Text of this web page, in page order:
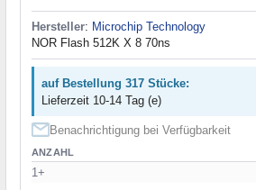
Hersteller: Microchip Technology
NOR Flash 512K X 8 70ns
auf Bestellung 317 Stücke:
Lieferzeit 10-14 Tag (e)
Benachrichtigung bei Verfügbarkeit
ANZAHL
1+